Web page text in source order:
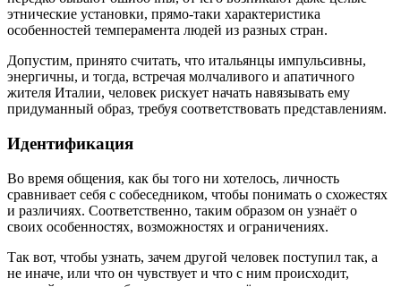
этнические установки, прямо-таки характеристика
особенностей темперамента людей из разных стран.
Допустим, принято считать, что итальянцы импульсивны,
энергичны, и тогда, встречая молчаливого и апатичного
жителя Италии, человек рискует начать навязывать ему
придуманный образ, требуя соответствовать представлениям.
Идентификация
Во время общения, как бы того ни хотелось, личность
сравнивает себя с собеседником, чтобы понимать о схожестях
и различиях. Соответственно, таким образом он узнаёт о
своих особенностях, возможностях и ограничениях.
Так вот, чтобы узнать, зачем другой человек поступил так, а
не иначе, или что он чувствует и что с ним происходит,